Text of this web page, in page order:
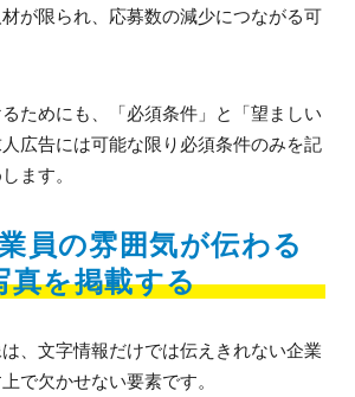
が限られ、応募数の減少につながる可
ためにも、「必須条件」と「望ましい
広告には可能な限り必須条件のみを記
ます。
員の雰囲気が伝わる
真を掲載する
、文字情報だけでは伝えきれない企業
で欠かせない要素です。